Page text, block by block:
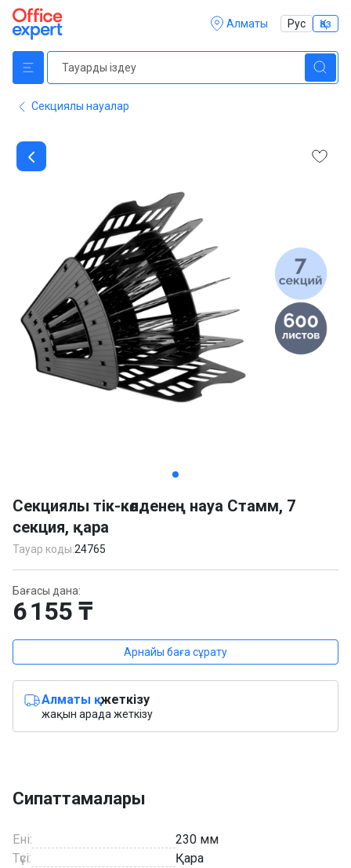
Алматы Рус Қаз
Секциялы науалар
of
4
Секциялы тік-көлденең науа Стамм, 7
секция, қара
Тауар коды:24765
Бағасы дана:
6 155 ₸
Арнайы баға сұрату
Алматы қ.жеткізу
жақын арада жеткізу
Сипаттамалары
Ені:
230 мм
Түсі:
Қара